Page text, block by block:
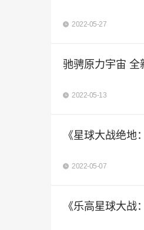
2022-05-27
驰骋原力宇宙 全
2022-05-13
《星球大战绝
2022-05-07
《乐高星球大